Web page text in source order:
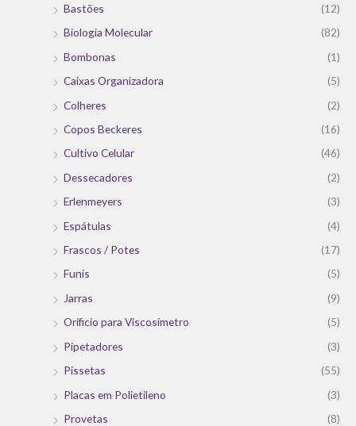
Bastões
(12)
Biologia Molecular
(82)
Bombonas
(1)
Caixas Organizadora
(5)
Colheres
(2)
Copos Beckeres
(16)
Cultivo Celular
(46)
Dessecadores
(2)
Erlenmeyers
(3)
Espátulas
(4)
Frascos / Potes
(17)
Funis
(5)
Jarras
(9)
Oríficio para Viscosímetro
(5)
Pipetadores
(3)
Pissetas
(55)
Placas em Polietileno
(3)
Provetas
(8)